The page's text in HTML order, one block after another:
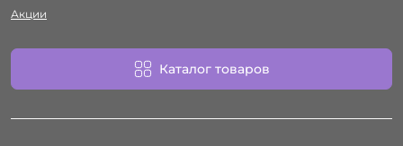
Акции
Каталог товаров